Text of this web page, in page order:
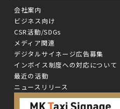
会社案内
ビジネス向け
CSR活動/SDGs
メディア関連
デジタルサイネージ広告募集
インボイス制度への対応について
最近の活動
ニュースリリース